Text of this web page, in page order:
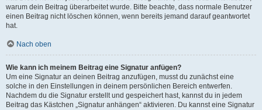
warum dein Beitrag überarbeitet wurde. Bitte beachte, dass normale Benutzer
einen Beitrag nicht löschen können, wenn bereits jemand darauf geantwortet
hat.
Nach oben
Wie kann ich meinem Beitrag eine Signatur anfügen?
Um eine Signatur an deinen Beitrag anzufügen, musst du zunächst eine
solche in den Einstellungen in deinem persönlichen Bereich entwerfen.
Nachdem du die Signatur erstellt und gespeichert hast, kannst du in jedem
Beitrag das Kästchen „Signatur anhängen“ aktivieren. Du kannst eine Signatur